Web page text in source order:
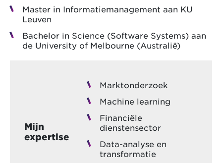
Master in Informatiemanagement aan KU
Leuven
Bachelor in Science (Software Systems) aan
de University of Melbourne (Australië)
Mijn
expertise
Marktonderzoek
Machine learning
Financiële
dienstensector
Data-analyse en
transformatie